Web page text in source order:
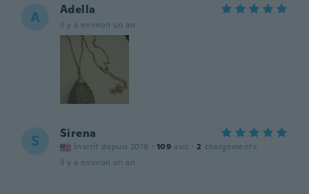
A Adella
il y a environ un an
S Sirena
Inscrit depuis 2019 · 109 avis · 2 chargements
il y a environ un an